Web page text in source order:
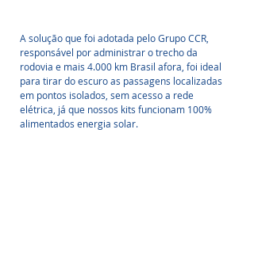
A solução que foi adotada pelo Grupo CCR,
responsável por administrar o trecho da
rodovia e mais 4.000 km Brasil afora, foi ideal
para tirar do escuro as passagens localizadas
em pontos isolados, sem acesso a rede
elétrica, já que nossos kits funcionam 100%
alimentados energia solar.